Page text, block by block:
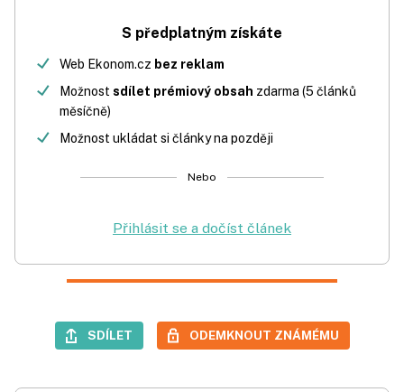
S předplatným získáte
Web Ekonom.cz bez reklam
Možnost sdílet prémiový obsah zdarma (5 článků
měsíčně)
Možnost ukládat si články na později
Nebo
Přihlásit se a dočíst článek
SDÍLET ODEMKNOUT ZNÁMÉMU